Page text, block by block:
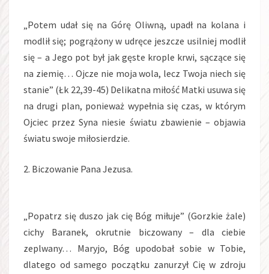
„Potem udał się na Górę Oliwną, upadł na kolana i
modlił się; pogrążony w udręce jeszcze usilniej modlił
się – a Jego pot był jak gęste krople krwi, sączące się
na ziemię… Ojcze nie moja wola, lecz Twoja niech się
stanie” (Łk 22,39-45) Delikatna miłość Matki usuwa się
na drugi plan, ponieważ wypełnia się czas, w którym
Ojciec przez Syna niesie światu zbawienie – objawia
światu swoje miłosierdzie.
2. Biczowanie Pana Jezusa.
„Popatrz się duszo jak cię Bóg miłuje” (Gorzkie żale)
cichy Baranek, okrutnie biczowany – dla ciebie
zeplwany… Maryjo, Bóg upodobał sobie w Tobie,
dlatego od samego początku zanurzył Cię w zdroju